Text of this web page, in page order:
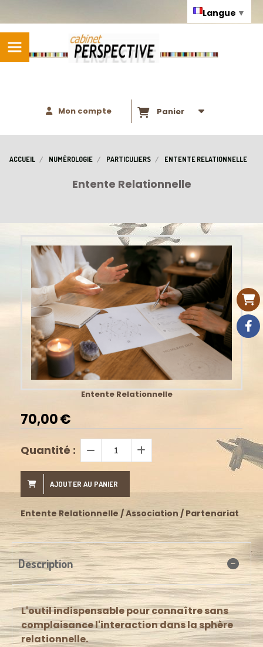
Mon compte Panier
ACCUEIL NUMÉROLOGIE PARTICULIERS ENTENTE RELATIONNELLE
Entente Relationnelle
Entente Relationnelle
70,00€
Quantité :
AJOUTER AU PANIER
Entente Relationnelle / Association / Partenariat
Description
L'outil indispensable pour connaître sans
complaisance l'interaction dans la sphère
relationnelle.
Langue ▼